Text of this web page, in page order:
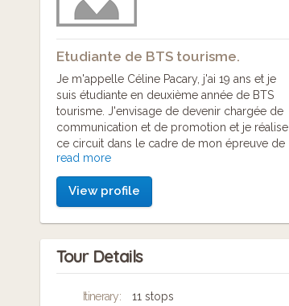
Etudiante de BTS tourisme.
Je m'appelle Céline Pacary, j'ai 19 ans et je
suis étudiante en deuxième année de BTS
tourisme. J'envisage de devenir chargée de
communication et de promotion et je réalise
ce circuit dans le cadre de mon épreuve de
gestion de l'information touristique, option
multimédia.
read more
View profile
Tour Details
Itinerary:
11 stops